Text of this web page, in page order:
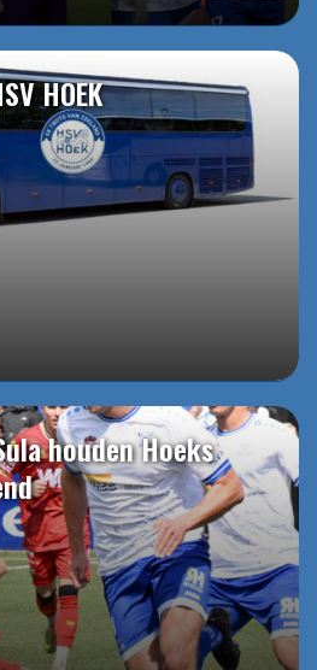
HOEK
houden Hoeks